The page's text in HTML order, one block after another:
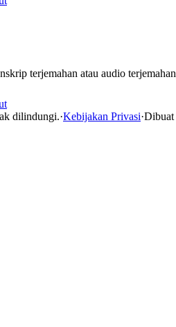
terjemahan atau audio
dilindungi.·Kebijakan Privasi·Dibuat